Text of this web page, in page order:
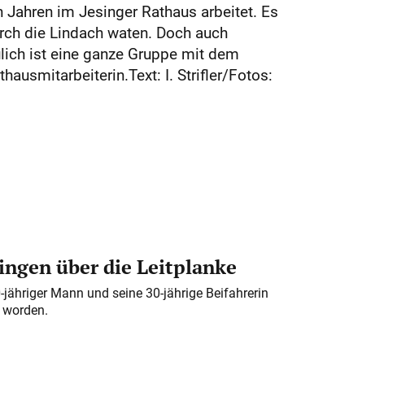
im Jesinger Rathaus arbeitet. Es
die Lindach waten. Doch auch
ist eine ganze Gruppe mit dem
I. Strifler/Fotos:
über die Leitplanke
Mann und seine 30-jährige Beifahrerin